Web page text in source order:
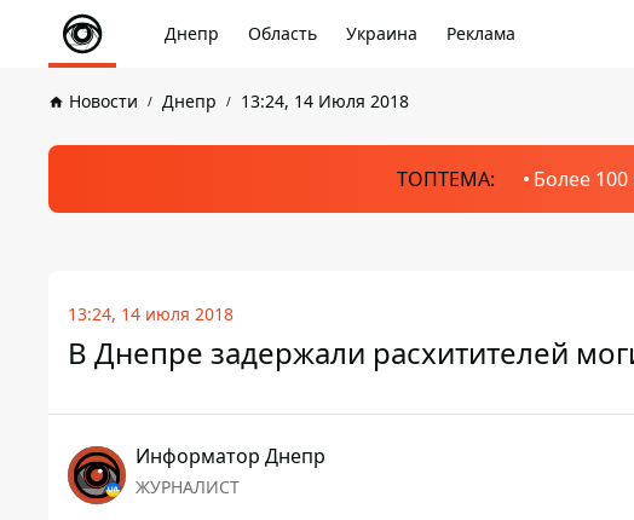
Днепр Область Украина Реклама
Новости Днепр 13:24, 14 Июля 2018
ТОПТЕМА: Более
13:24, 14 июля 2018
В Днепре задержали расхитителей
Информатор Днепр
ЖУРНАЛИСТ